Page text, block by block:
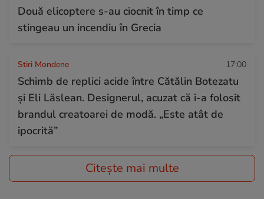
Două elicoptere s-au ciocnit în timp ce
stingeau un incendiu în Grecia
Stiri Mondene 17:00
Schimb de replici acide între Cătălin Botezatu
și Eli Lăslean. Designerul, acuzat că i-a folosit
brandul creatoarei de modă. „Este atât de
ipocrită”
Citește mai multe